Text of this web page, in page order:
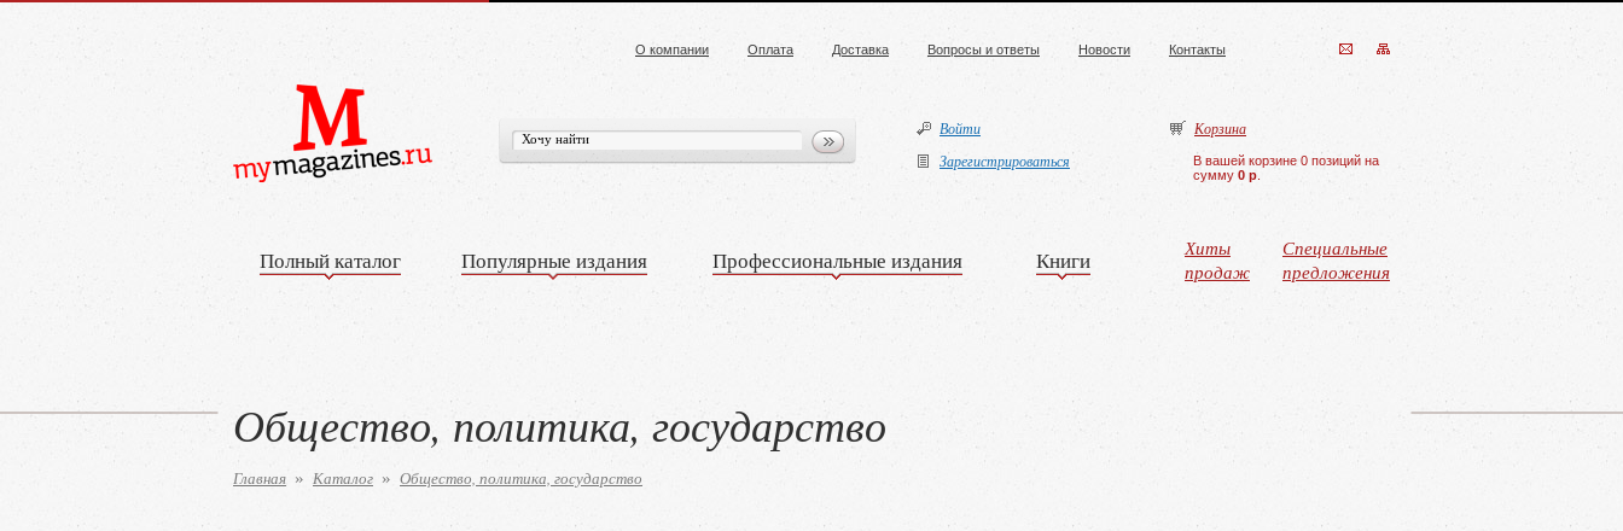
О компании Оплата Доставка Вопросы и ответы Новости Контакты
Войти
Зарегистрироваться
Корзина
В вашей корзине 0 позиций на
сумму 0 р
Полный каталог Популярные издания Профессиональные издания Книги
Хиты
продаж
Специальные
предложения
Общество, политика, государство
Главная » Каталог » Общество, политика, государство